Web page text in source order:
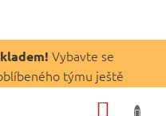
Vybavte se
týmu ještě